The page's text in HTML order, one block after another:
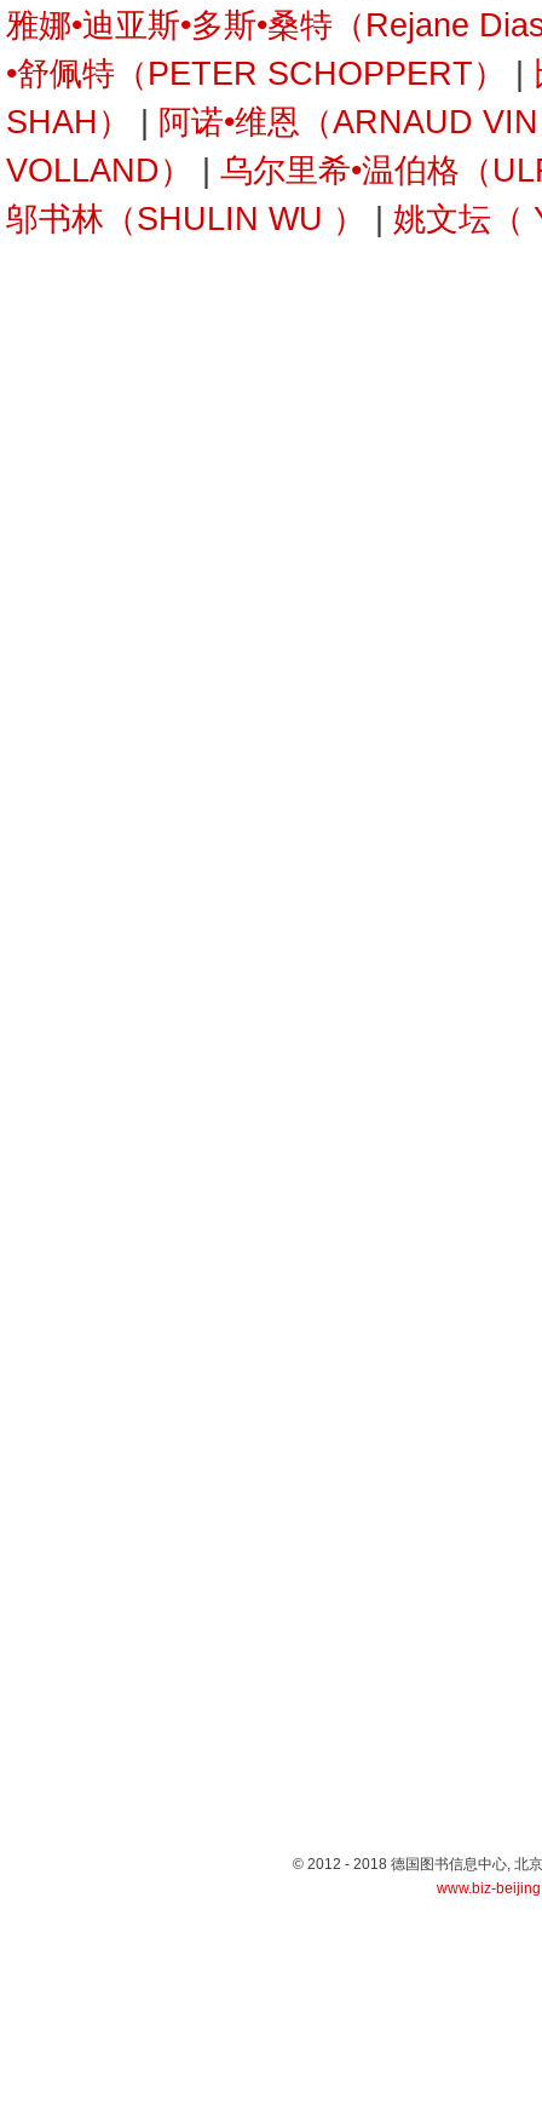
雅娜•迪亚斯•多斯•桑特（Rejane
•舒佩特（PETER SCHOPPERT）
SHAH）
阿诺•维恩（ARNAUD
VOLLAND）
乌尔里希•温伯格（
邬书林（SHULIN WU ）
姚文坛（
© 2012 - 2018 德国图书信息中心, 北
www.biz-